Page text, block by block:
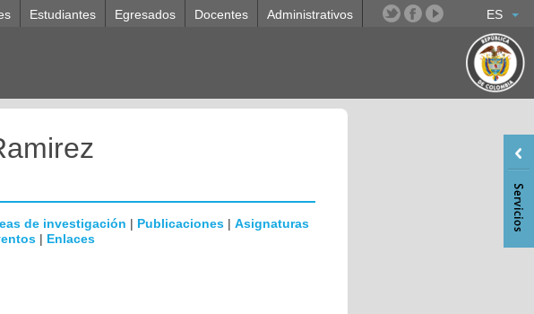
ES
Estudiantes Egresados Docentes Administrativos
de investigación | Publicaciones | Asignaturas
| Enlaces